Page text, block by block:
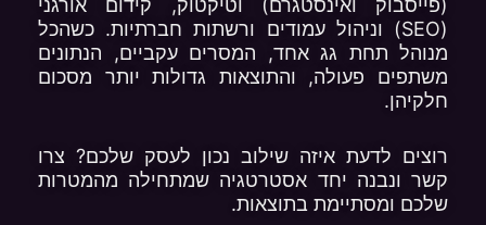
(פייסבוק ואינסטגרם) וטיקטוק, קידום אורגני
(SEO) וניהול עמודים ורשתות חברתיות. כשהכל
מנוהל תחת גג אחד, המסרים עקביים, הנתונים
משתפים פעולה, והתוצאות גדולות יותר מסכום
חלקיהן.
רוצים לדעת איזה שילוב נכון לעסק שלכם? צרו
קשר ונבנה יחד אסטרטגיה שמתחילה מהמטרות
שלכם ומסתיימת בתוצאות.